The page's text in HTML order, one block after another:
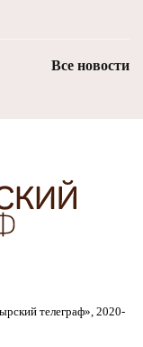
Все новости
телеграф», 2020-